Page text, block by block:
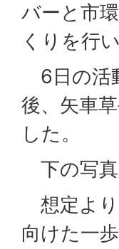
バーと市
くりを行
6日の活
後、矢車
した。
下の写真
想定より
向けた一